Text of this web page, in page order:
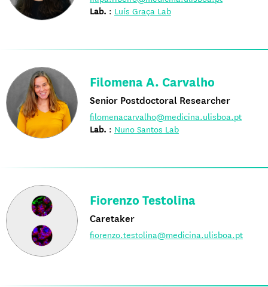
Lab. : Luís Graça Lab
Filomena A. Carvalho
Senior Postdoctoral Researcher
filomenacarvalho@medicina.ulisboa.pt
Lab. : Nuno Santos Lab
Fiorenzo Testolina
Caretaker
fiorenzo.testolina@medicina.ulisboa.pt